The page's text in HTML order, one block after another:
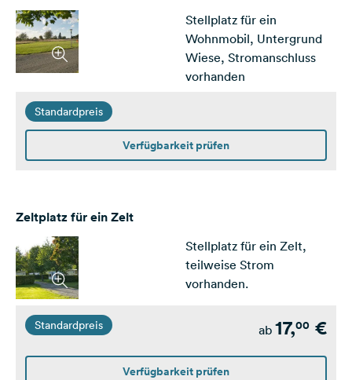
Stellplatz für ein
Wohnmobil, Untergrund
Wiese, Stromanschluss
vorhanden
Standardpreis
Verfügbarkeit prüfen
Zeltplatz für ein Zelt
Stellplatz für ein Zelt,
teilweise Strom
vorhanden.
Standardpreis ab 17,00 €
Verfügbarkeit prüfen